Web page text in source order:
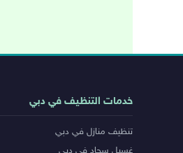
روابط
المدن
خدمات التنظيف في دبي
تنظيف منازل في دبي